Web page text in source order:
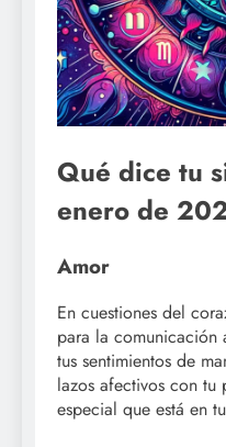
Qué dice tu
enero de
Amor
En cuestiones del
para la comunicación
tus sentimientos de
lazos afectivos con tu
especial que está en